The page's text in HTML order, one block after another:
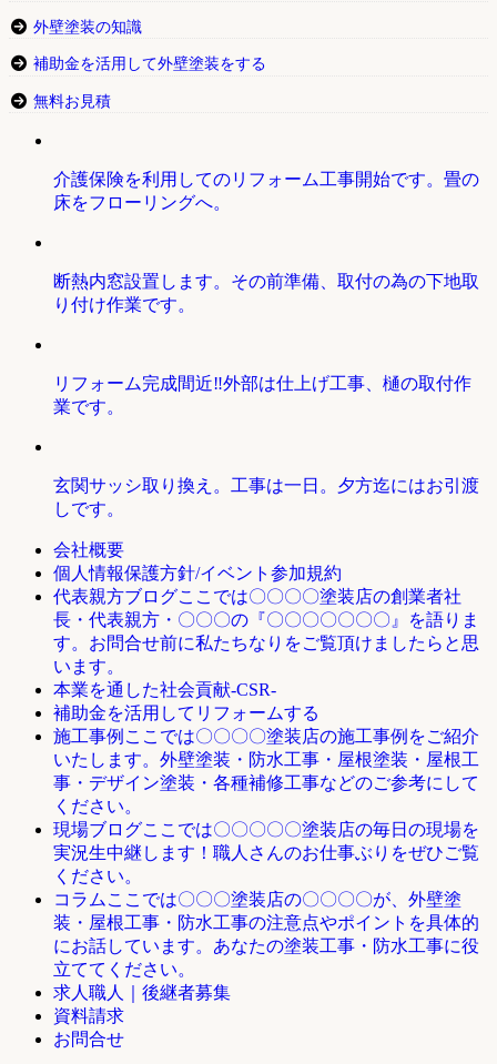
外壁塗装の知識
補助金を活用して外壁塗装をする
無料お見積
介護保険を利用してのリフォーム工事開始です。畳の
床をフローリングへ。
断熱内窓設置します。その前準備、取付の為の下地取
り付け作業です。
リフォーム完成間近‼外部は仕上げ工事、樋の取付作
業です。
玄関サッシ取り換え。工事は一日。夕方迄にはお引渡
しです。
会社概要
個人情報保護方針/イベント参加規約
代表親方ブログここでは〇〇〇〇塗装店の創業者社
長・代表親方・〇〇〇の『〇〇〇〇〇〇〇』を語りま
す。お問合せ前に私たちなりをご覧頂けましたらと思
います。
本業を通した社会貢献-CSR-
補助金を活用してリフォームする
施工事例 ここでは〇〇〇〇塗装店の施工事例をご紹介
いたします。外壁塗装・防水工事・屋根塗装・屋根工
事・デザイン塗装・各種補修工事などのご参考にして
ください。
現場ブログここでは〇〇〇〇〇塗装店の毎日の現場を
実況生中継します！職人さんのお仕事ぶりをぜひご覧
ください。
コラム ここでは〇〇〇塗装店の〇〇〇〇が、外壁塗
装・屋根工事・防水工事の注意点やポイントを具体的
にお話しています。あなたの塗装工事・防水工事に役
立ててください。
求人職人｜後継者募集
資料請求
お問合せ